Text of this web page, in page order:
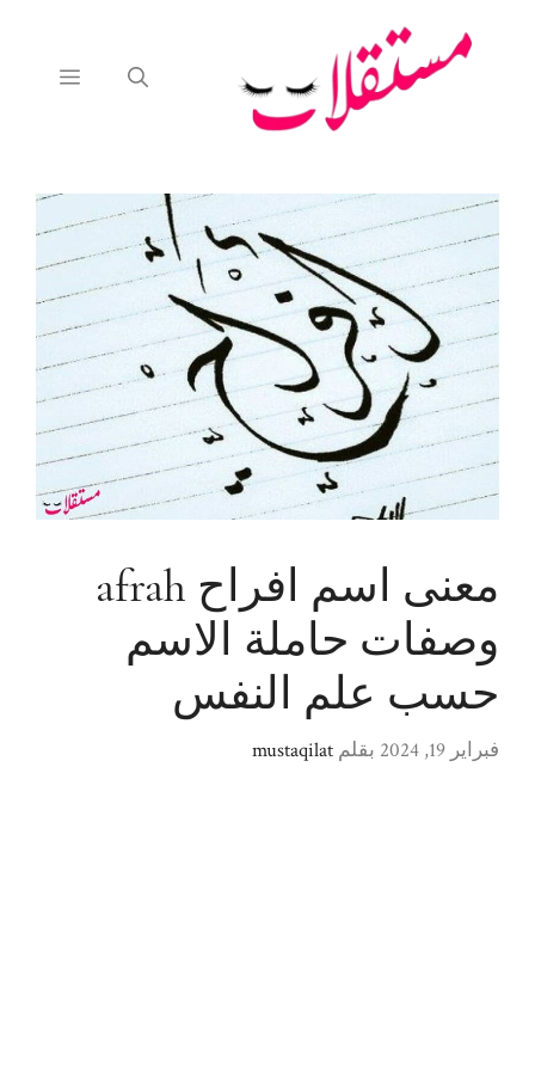
القائمة
معنى اسم افراح afrah
وصفات حاملة الاسم
حسب علم النفس
فبراير 19, 2024 بقلم mustaqilat